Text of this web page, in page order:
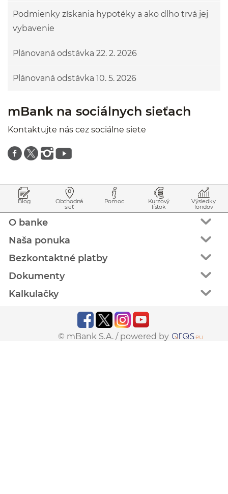
Podmienky získania hypotéky a ako dlho trvá jej
vybavenie
Plánovaná odstávka 22. 2. 2026
Plánovaná odstávka 10. 5. 2026
mBank na sociálnych sieťach
Kontaktujte nás cez sociálne siete
Znajdź nas na facebooku
Znajdź nas na twitterze
Znajdź nas na instagramie
Znajdź nas na youtube
Blog Obchodná
sieť
Pomoc Kurzový
lístok
Výsledky
fondov
O banke
Naša ponuka
Bezkontaktné platby
Dokumenty
Kalkulačky
© mBank S.A. / powered by